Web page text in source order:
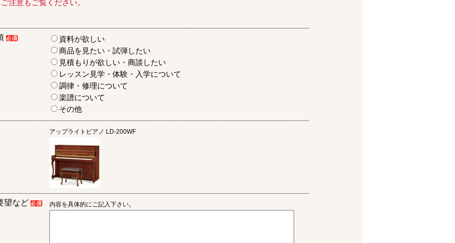
注意もご覧ください。
資料が欲しい
商品を見たい・試弾したい
見積もりが欲しい・商談したい
レッスン見学・体験・入学について
調律・修理について
楽譜について
その他
アップライトピアノ LD-200WF
望など 内容を具体的にご記入下さい。